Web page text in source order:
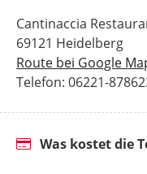
Cantinaccia
69121 Heidelberg
Route bei Google
Telefon: 06221-
Was kostet die